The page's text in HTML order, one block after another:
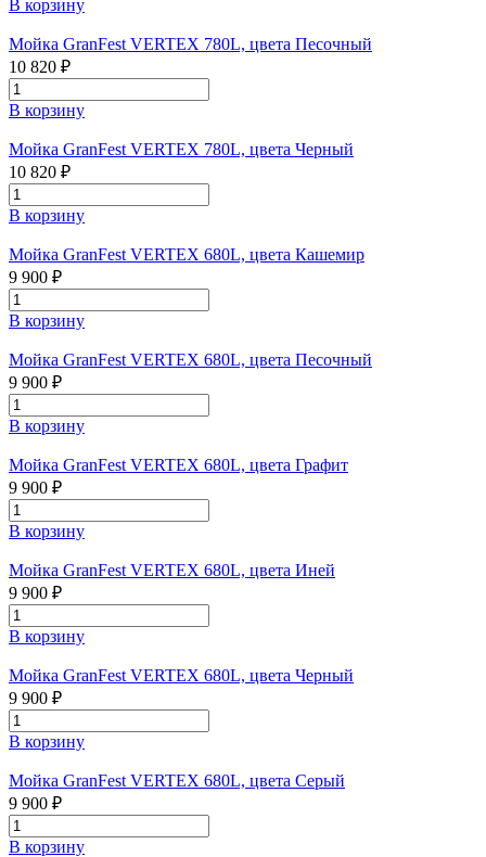
В корзину
Мойка GranFest VERTEX 780L, цвета Песочный
10 820 ₽
В корзину
Мойка GranFest VERTEX 780L, цвета Черный
10 820 ₽
В корзину
Мойка GranFest VERTEX 680L, цвета Кашемир
9 900 ₽
В корзину
Мойка GranFest VERTEX 680L, цвета Песочный
9 900 ₽
В корзину
Мойка GranFest VERTEX 680L, цвета Графит
9 900 ₽
В корзину
Мойка GranFest VERTEX 680L, цвета Иней
9 900 ₽
В корзину
Мойка GranFest VERTEX 680L, цвета Черный
9 900 ₽
В корзину
Мойка GranFest VERTEX 680L, цвета Серый
9 900 ₽
В корзину